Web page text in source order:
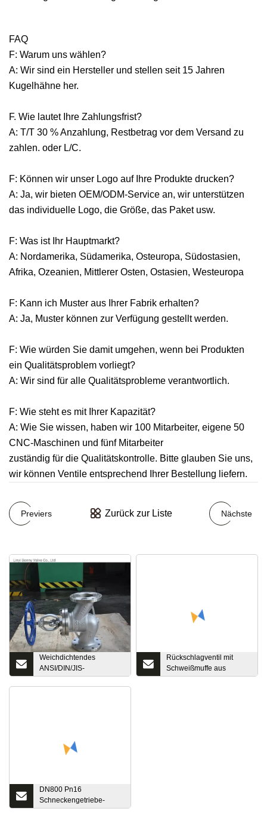
FAQ
F: Warum uns wählen?
A: Wir sind ein Hersteller und stellen seit 15 Jahren
Kugelhähne her.
F. Wie lautet Ihre Zahlungsfrist?
A: T/T 30 % Anzahlung, Restbetrag vor dem Versand zu
zahlen. oder L/C.
F: Können wir unser Logo auf Ihre Produkte drucken?
A: Ja, wir bieten OEM/ODM-Service an, wir unterstützen
das individuelle Logo, die Größe, das Paket usw.
F: Was ist Ihr Hauptmarkt?
A: Nordamerika, Südamerika, Osteuropa, Südostasien,
Afrika, Ozeanien, Mittlerer Osten, Ostasien, Westeuropa
F: Kann ich Muster aus Ihrer Fabrik erhalten?
A: Ja, Muster können zur Verfügung gestellt werden.
F: Wie würden Sie damit umgehen, wenn bei Produkten
ein Qualitätsproblem vorliegt?
A: Wir sind für alle Qualitätsprobleme verantwortlich.
F: Wie steht es mit Ihrer Kapazität?
A: Wie Sie wissen, haben wir 100 Mitarbeiter, eigene 50
CNC-Maschinen und fünf Mitarbeiter
zuständig für die Qualitätskontrolle. Bitte glauben Sie uns,
wir können Ventile entsprechend Ihrer Bestellung liefern.
Previers Zurück zur Liste Nächste
Weichdichtendes
ANSI/DIN/JIS-
Absperrventil aus
Rückschlagventil mit
Schweißmuffe aus
geschmiedetem Stahl
DN800 Pn16
Schneckengetriebe-
Stellantrieb, duktiles